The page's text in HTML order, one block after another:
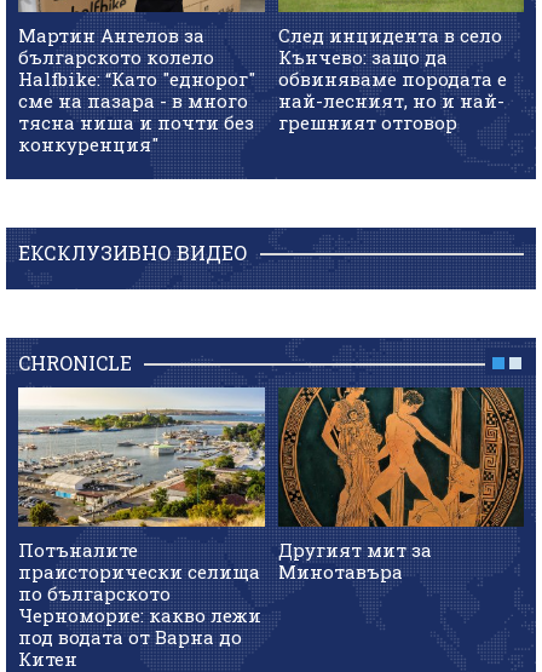
Мартин Ангелов за
българското колело
Halfbike: “Като "еднорог"
сме на пазара - в много
тясна ниша и почти без
конкуренция"
След инцидента в село
Кънчево: защо да
обвиняваме породата е
най-лесният, но и най-
грешният отговор
ЕКСКЛУЗИВНО ВИДЕО
CHRONICLE
Потъналите
праисторически селища
по българското
Черноморие: какво лежи
под водата от Варна до
Китен
Другият мит за
Минотавъра